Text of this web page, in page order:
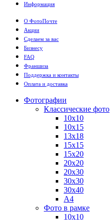
Информация
О ФотоПочте
Акции
Сделаем за вас
Бизнесу
FAQ
Франшиза
Поддержка и контакты
Оплата и доставка
Фотографии
Классические фото
10х10
10х15
13х18
15х15
15х20
20х20
20х30
30х30
30х40
А4
Фото в рамке
10х10